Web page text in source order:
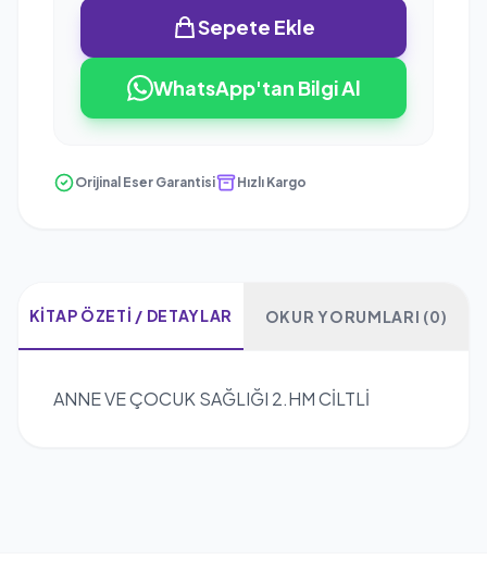
Sepete Ekle
WhatsApp'tan Bilgi Al
Orijinal Eser Garantisi Hızlı Kargo
KITAP ÖZETI / DETAYLAR OKUR YORUMLARI (0)
ANNE VE ÇOCUK SAĞLIĞI 2.HM CİLTLİ